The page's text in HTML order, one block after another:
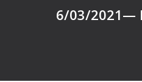
6/03/2021—